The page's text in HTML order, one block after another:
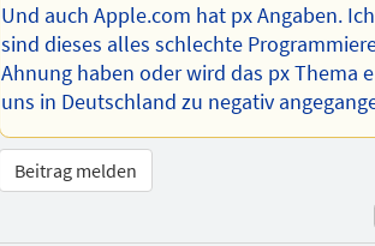
Und auch Apple.com hat px Angaben.
sind dieses alles schlechte
Ahnung haben oder wird das px Thema
uns in Deutschland zu negativ
Beitrag melden